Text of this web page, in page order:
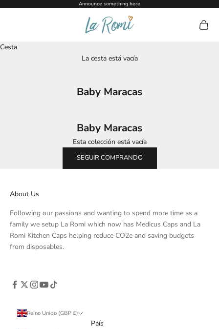
Announce something here
La Romi Abrir
Cesta
La cesta está vacía
Baby Maracas
Baby Maracas
Esta colección está vacía
SEGUIR COMPRANDO
About Us
Following our passions and wanting to spend more time as a
family we setup La Romi which now has Medicus Caps and La
Romi Kitchen Caps helping reduce CO2e and saving budgets
from disposables.
Reino Unido (GBP £)
País